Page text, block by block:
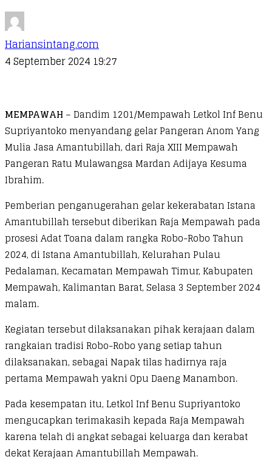
Hariansintang.com
4 September 2024 19:27
MEMPAWAH – Dandim 1201/Mempawah Letkol Inf Benu
Supriyantoko menyandang gelar Pangeran Anom Yang
Mulia Jasa Amantubillah, dari Raja XIII Mempawah
Pangeran Ratu Mulawangsa Mardan Adijaya Kesuma
Ibrahim.
Pemberian penganugerahan gelar kekerabatan Istana
Amantubillah tersebut diberikan Raja Mempawah pada
prosesi Adat Toana dalam rangka Robo-Robo Tahun
2024, di Istana Amantubillah, Kelurahan Pulau
Pedalaman, Kecamatan Mempawah Timur, Kabupaten
Mempawah, Kalimantan Barat, Selasa 3 September 2024
malam.
Kegiatan tersebut dilaksanakan pihak kerajaan dalam
rangkaian tradisi Robo-Robo yang setiap tahun
dilaksanakan, sebagai Napak tilas hadirnya raja
pertama Mempawah yakni Opu Daeng Manambon.
Pada kesempatan itu, Letkol Inf Benu Supriyantoko
mengucapkan terimakasih kepada Raja Mempawah
karena telah di angkat sebagai keluarga dan kerabat
dekat Kerajaan Amantubillah Mempawah.